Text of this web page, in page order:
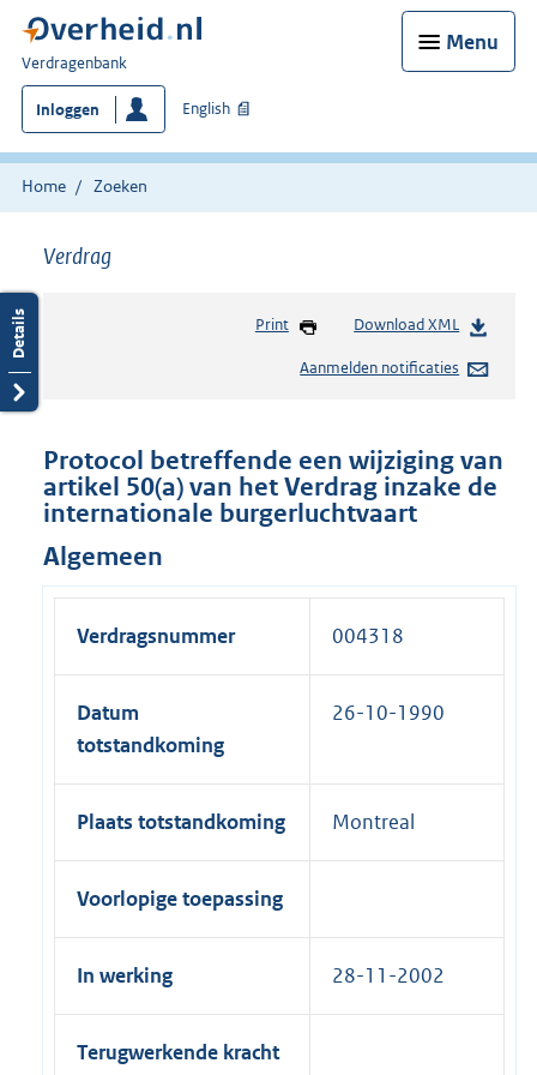
Menu
U
bent
hier:
Verdragenbank
Inloggen English
Home Zoeken
Verdrag
Print Download XML
Aanmelden notificaties
Protocol betreffende een wijziging van
artikel 50(a) van het Verdrag inzake de
internationale burgerluchtvaart
Algemeen
Verdragsnummer 004318
Datum
totstandkoming
26-10-1990
Plaats totstandkoming Montreal
Voorlopige toepassing
In werking 28-11-2002
Terugwerkende kracht